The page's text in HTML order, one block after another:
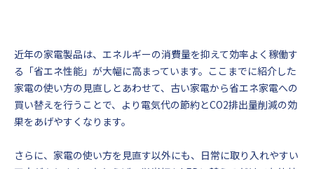
近年の家電製品は、エネルギーの消費量を抑えて効率よく稼働す
る「省エネ性能」が大幅に高まっています。ここまでに紹介した
家電の使い方の見直しとあわせて、古い家電から省エネ家電への
買い替えを行うことで、より電気代の節約とCO2排出量削減の効
果をあげやすくなります。
さらに、家電の使い方を見直す以外にも、日常に取り入れやすい